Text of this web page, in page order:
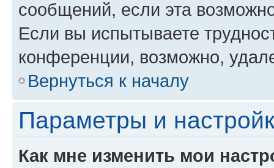
сообщений, если эта
Если вы испытываете
конференции, возможно,
Вернуться к началу
Параметры и
Как мне изменить мои